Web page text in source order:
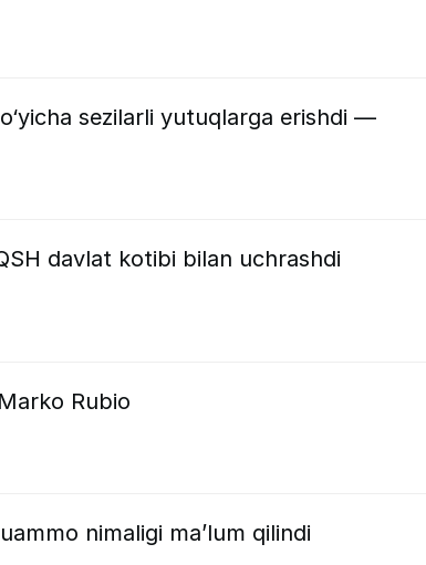
sezilarli yutuqlarga erishdi —
davlat kotibi bilan uchrashdi
Rubio
nimaligi ma’lum qilindi